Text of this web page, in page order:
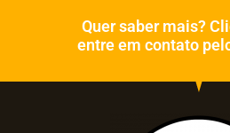
Quer saber mais?
entre em contato